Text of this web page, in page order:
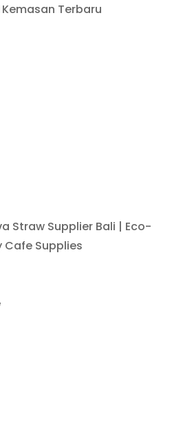
Terbaru
Straw Supplier Bali | Eco-
Cafe Supplies